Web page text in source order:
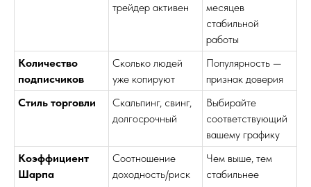
трейдер активен
месяцев
стабильной
работы
Количество
подписчиков
Сколько людей
уже копируют
Популярность —
признак доверия
Стиль торговли
Скальпинг, свинг,
долгосрочный
Выбирайте
соответствующий
вашему графику
Коэффициент
Шарпа
Соотношение
доходность/риск
Чем выше, тем
стабильнее